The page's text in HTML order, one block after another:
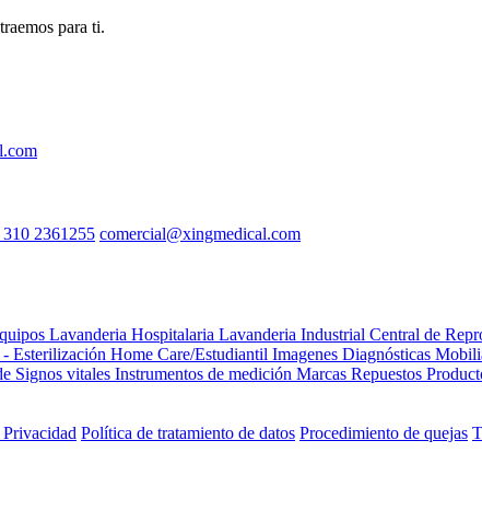
para ti.
2361255 comercial@xingmedical.com
Lavanderia Hospitalaria Lavanderia Industrial Central de
Esterilización Home Care/Estudiantil Imagenes Diagnósticas
Signos vitales Instrumentos de medición Marcas Repuestos
Política de tratamiento de datos Procedimiento de quejas